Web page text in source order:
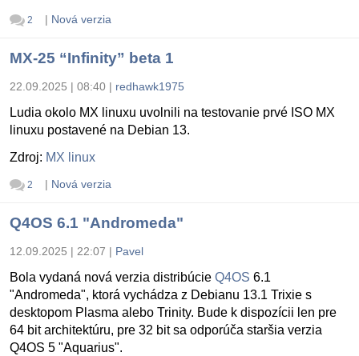
2 | Nová verzia
MX-25 “Infinity” beta 1
22.09.2025 | 08:40 | redhawk1975
Ludia okolo MX linuxu uvolnili na testovanie prvé ISO MX
linuxu postavené na Debian 13.
Zdroj: MX linux
2 | Nová verzia
Q4OS 6.1 "Andromeda"
12.09.2025 | 22:07 | Pavel
Bola vydaná nová verzia distribúcie Q4OS 6.1
"Andromeda", ktorá vychádza z Debianu 13.1 Trixie s
desktopom Plasma alebo Trinity. Bude k dispozícii len pre
64 bit architektúru, pre 32 bit sa odporúča staršia verzia
Q4OS 5 "Aquarius".